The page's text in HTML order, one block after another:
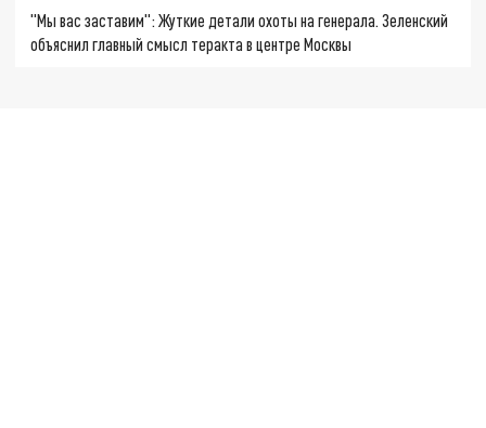
"Мы вас заставим": Жуткие детали охоты на генерала. Зеленский
объяснил главный смысл теракта в центре Москвы